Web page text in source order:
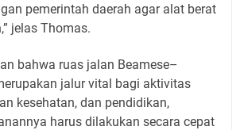
pemerintah daerah agar alat berat
jelas Thomas.
bahwa ruas jalan Beamese–
jalur vital bagi aktivitas
kesehatan, dan pendidikan,
harus dilakukan secara cepat